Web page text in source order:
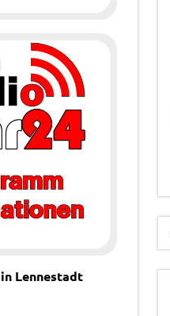
Lennestadt